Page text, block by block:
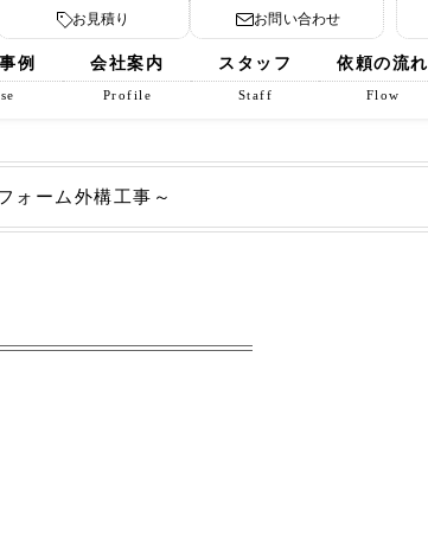
例 会社案内
Profile
スタッフ
Staff
依頼の流れ
Flow
お見積り お問い合わせ
ォーム外構工事～